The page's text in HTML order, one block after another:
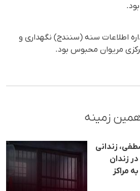
ماه در ادارە اطلاعات سنە (سنندج) نگهداری و
مریوان محبوس بود.
زمینه
زندانی
زندان
مراکز